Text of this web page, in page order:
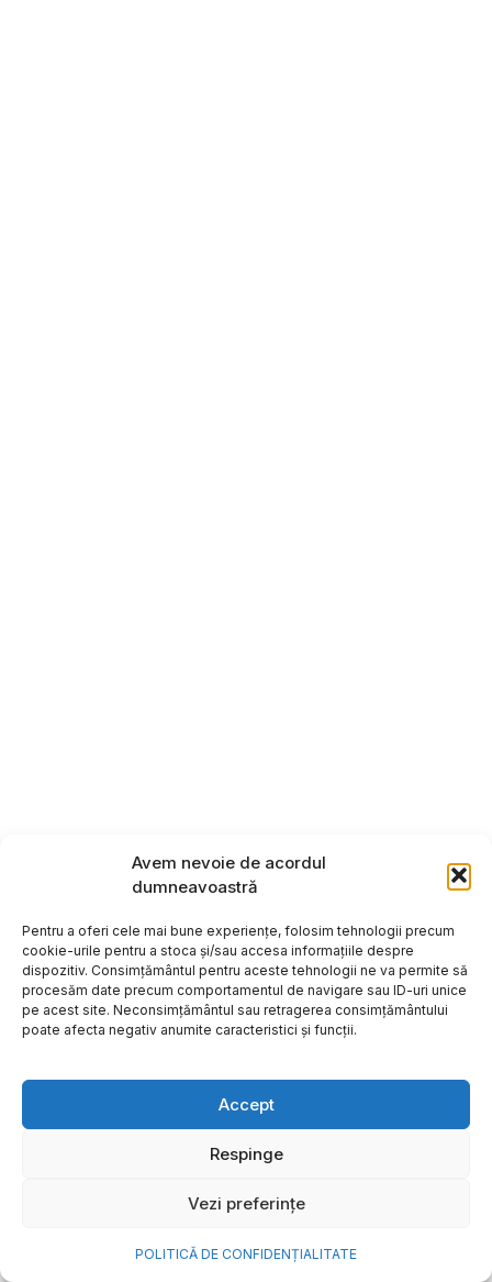
Avem nevoie de acordul
dumneavoastră
Pentru a oferi cele mai bune experiențe, folosim tehnologii precum
cookie-urile pentru a stoca și/sau accesa informațiile despre
dispozitiv. Consimțământul pentru aceste tehnologii ne va permite să
procesăm date precum comportamentul de navigare sau ID-uri unice
pe acest site. Neconsimțământul sau retragerea consimțământului
poate afecta negativ anumite caracteristici și funcții.
Accept
Respinge
Vezi preferințe
POLITICĂ DE CONFIDENȚIALITATE